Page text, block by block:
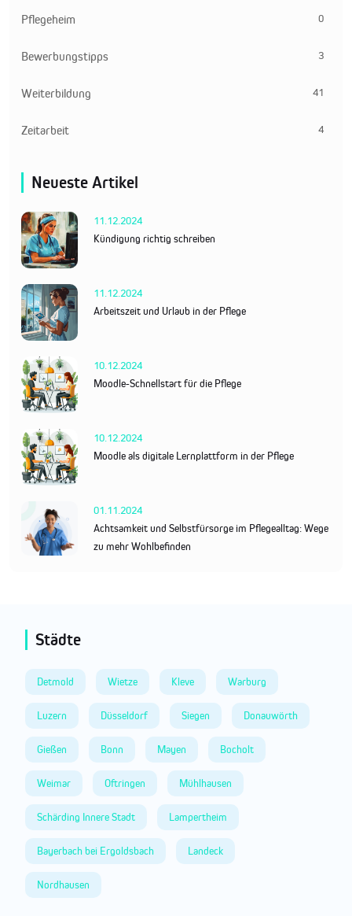
Pflegeheim 0
Bewerbungstipps 3
Weiterbildung 41
Zeitarbeit 4
Neueste Artikel
11.12.2024
Kündigung richtig schreiben
11.12.2024
Arbeitszeit und Urlaub in der Pflege
10.12.2024
Moodle-Schnellstart für die Pflege
10.12.2024
Moodle als digitale Lernplattform in der Pflege
01.11.2024
Achtsamkeit und Selbstfürsorge im Pflegealltag: Wege
zu mehr Wohlbefinden
Städte
Detmold Wietze Kleve Warburg
Luzern Düsseldorf Siegen Donauwörth
Gießen Bonn Mayen Bocholt
Weimar Oftringen Mühlhausen
Schärding Innere Stadt Lampertheim
Bayerbach bei Ergoldsbach Landeck
Nordhausen